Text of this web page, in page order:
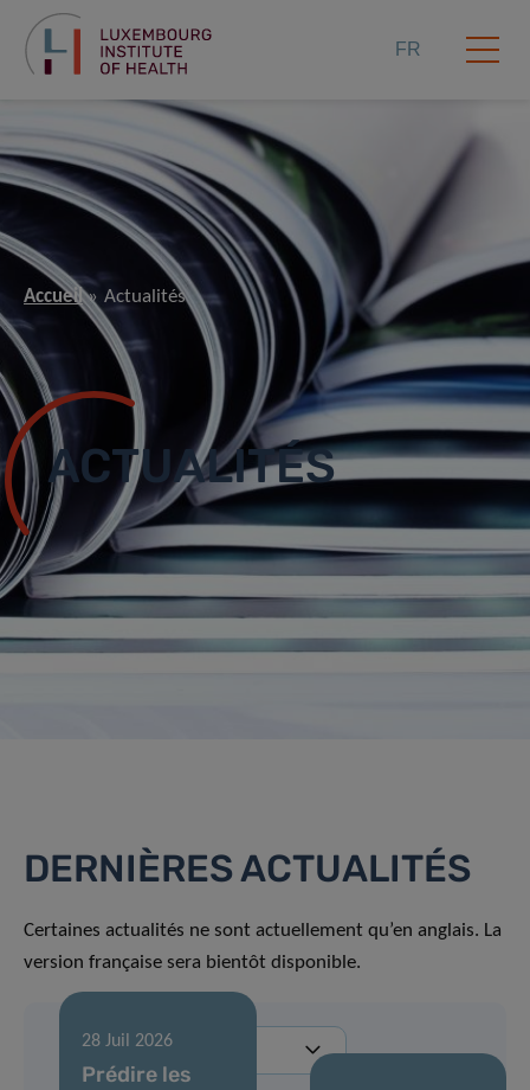
FR
Accueil Actualités
ACTUALITÉS
DERNIÈRES ACTUALITÉS
Certaines actualités ne sont actuellement qu’en anglais. La
version française sera bientôt disponible.
28 Juil 2026
Prédire les